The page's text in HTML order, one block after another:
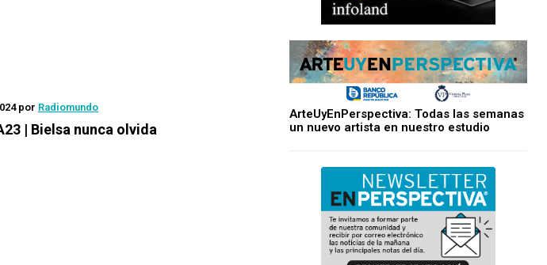
por Radiomundo
| Bielsa nunca olvida
ArteUyEnPerspectiva: Todas las semanas
un nuevo artista en nuestro estudio